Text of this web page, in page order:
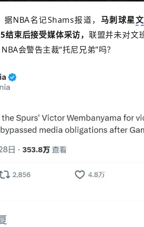
NBA名记Shams报道， 马刺球星
束后接受媒体采访， 联盟并未对文
NBA会警告主裁“托尼兄弟”吗？